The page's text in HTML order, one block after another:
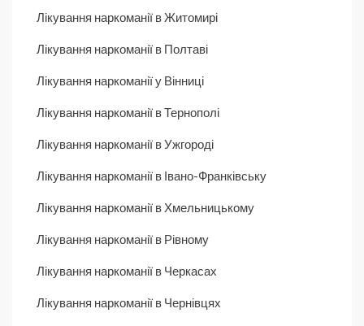
Лікування наркоманії в Житомирі
Лікування наркоманії в Полтаві
Лікування наркоманії у Вінниці
Лікування наркоманії в Тернополі
Лікування наркоманії в Ужгороді
Лікування наркоманії в Івано-Франківську
Лікування наркоманії в Хмельницькому
Лікування наркоманії в Рівному
Лікування наркоманії в Черкасах
Лікування наркоманії в Чернівцях